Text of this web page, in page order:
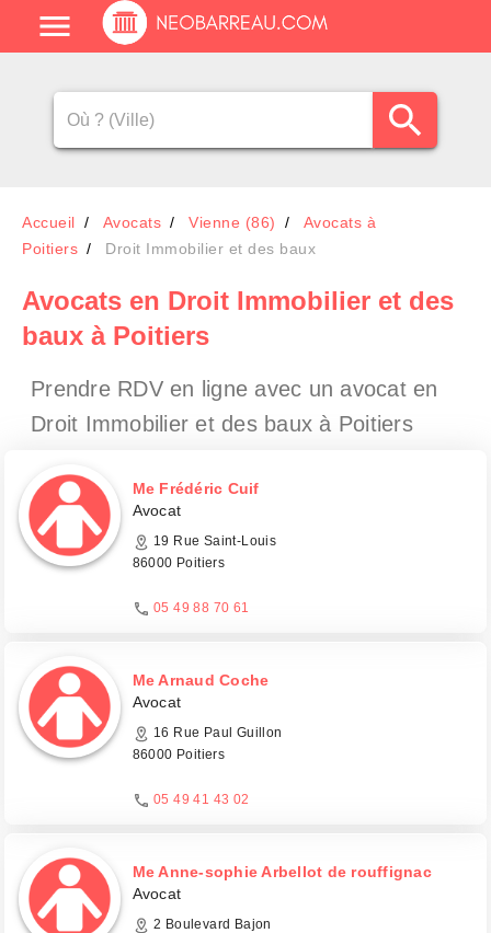
Accueil Avocats Vienne (86)
Avocats à
Poitiers
Droit Immobilier et des baux
Avocats en Droit Immobilier et des
baux à Poitiers
Prendre RDV en ligne avec un avocat en
Droit Immobilier et des baux à Poitiers
Me Frédéric Cuif
Avocat
19 Rue Saint-Louis
86000 Poitiers
05 49 88 70 61
Me Arnaud Coche
Avocat
16 Rue Paul Guillon
86000 Poitiers
05 49 41 43 02
Me Anne-sophie Arbellot de rouffignac
Avocat
2 Boulevard Bajon